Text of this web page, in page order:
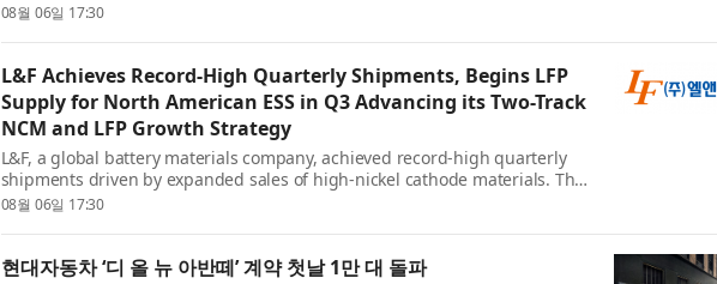
대비 크게 상회할 것으로 전망했으며, 3분기부터는 북미 ESS향 LFP 양극재 공급
08월 06일 17:30
L&F Achieves Record-High Quarterly Shipments, Begins LFP
Supply for North American ESS in Q3 Advancing its Two-Track
NCM and LFP Growth Strategy
L&F, a global battery materials company, achieved record-high quarterly
shipments driven by expanded sales of high-nickel cathode materials. The
company expects annual NCM shipments to significantly surpass its initial
08월 06일 17:30
현대자동차 ‘디 올 뉴 아반떼’ 계약 첫날 1만 대 돌파